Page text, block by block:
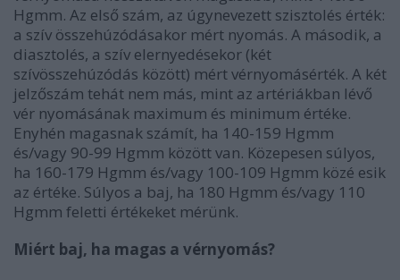
Hgmm. Az első szám, az úgynevezett szisztolés érték:
a szív összehúzódásakor mért nyomás. A második, a
diasztolés, a szív elernyedésekor (két
szívösszehúzódás között) mért vérnyomásérték. A két
jelzőszám tehát nem más, mint az artériákban lévő
vér nyomásának maximum és minimum értéke.
Enyhén magasnak számít, ha 140-159 Hgmm
és/vagy 90-99 Hgmm között van. Közepesen súlyos,
ha 160-179 Hgmm és/vagy 100-109 Hgmm közé esik
az értéke. Súlyos a baj, ha 180 Hgmm és/vagy 110
Hgmm feletti értékeket mérünk.
Miért baj, ha magas a vérnyomás?